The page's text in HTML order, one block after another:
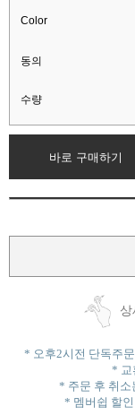
Color
동의
수량
바로 구매하기
* 오후2시전 단독주
* 교
* 주문 후 취소
* 멤버쉽 할